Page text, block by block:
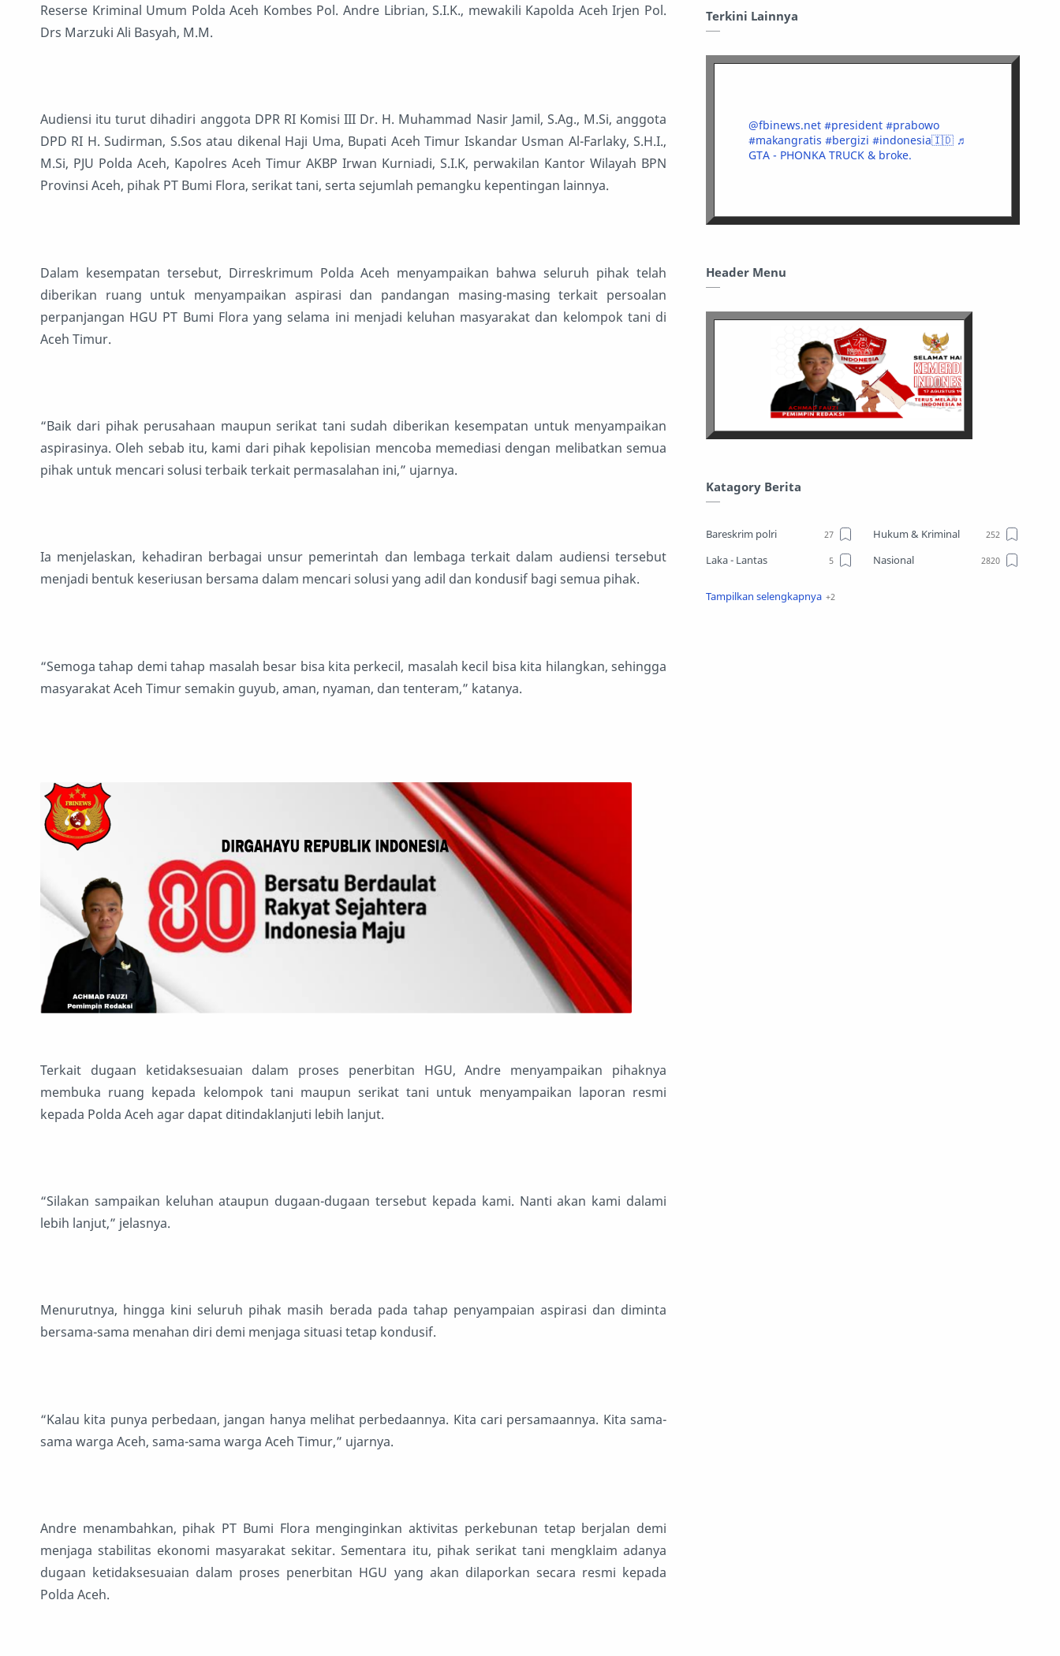
Reserse Kriminal Umum Polda Aceh Kombes Pol. Andre Librian, S.I.K., mewakili Kapolda Aceh Irjen Pol.
Drs Marzuki Ali Basyah, M.M.
Audiensi itu turut dihadiri anggota DPR RI Komisi III Dr. H. Muhammad Nasir Jamil, S.Ag., M.Si, anggota
DPD RI H. Sudirman, S.Sos atau dikenal Haji Uma, Bupati Aceh Timur Iskandar Usman Al-Farlaky, S.H.I.,
M.Si, PJU Polda Aceh, Kapolres Aceh Timur AKBP Irwan Kurniadi, S.I.K, perwakilan Kantor Wilayah BPN
Provinsi Aceh, pihak PT Bumi Flora, serikat tani, serta sejumlah pemangku kepentingan lainnya.
Dalam kesempatan tersebut, Dirreskrimum Polda Aceh menyampaikan bahwa seluruh pihak telah
diberikan ruang untuk menyampaikan aspirasi dan pandangan masing-masing terkait persoalan
perpanjangan HGU PT Bumi Flora yang selama ini menjadi keluhan masyarakat dan kelompok tani di
Aceh Timur.
“Baik dari pihak perusahaan maupun serikat tani sudah diberikan kesempatan untuk menyampaikan
aspirasinya. Oleh sebab itu, kami dari pihak kepolisian mencoba memediasi dengan melibatkan semua
pihak untuk mencari solusi terbaik terkait permasalahan ini,” ujarnya.
Ia menjelaskan, kehadiran berbagai unsur pemerintah dan lembaga terkait dalam audiensi tersebut
menjadi bentuk keseriusan bersama dalam mencari solusi yang adil dan kondusif bagi semua pihak.
“Semoga tahap demi tahap masalah besar bisa kita perkecil, masalah kecil bisa kita hilangkan, sehingga
masyarakat Aceh Timur semakin guyub, aman, nyaman, dan tenteram,” katanya.
Terkait dugaan ketidaksesuaian dalam proses penerbitan HGU, Andre menyampaikan pihaknya
membuka ruang kepada kelompok tani maupun serikat tani untuk menyampaikan laporan resmi
kepada Polda Aceh agar dapat ditindaklanjuti lebih lanjut.
“Silakan sampaikan keluhan ataupun dugaan-dugaan tersebut kepada kami. Nanti akan kami dalami
lebih lanjut,” jelasnya.
Menurutnya, hingga kini seluruh pihak masih berada pada tahap penyampaian aspirasi dan diminta
bersama-sama menahan diri demi menjaga situasi tetap kondusif.
“Kalau kita punya perbedaan, jangan hanya melihat perbedaannya. Kita cari persamaannya. Kita sama-
sama warga Aceh, sama-sama warga Aceh Timur,” ujarnya.
Andre menambahkan, pihak PT Bumi Flora menginginkan aktivitas perkebunan tetap berjalan demi
menjaga stabilitas ekonomi masyarakat sekitar. Sementara itu, pihak serikat tani mengklaim adanya
dugaan ketidaksesuaian dalam proses penerbitan HGU yang akan dilaporkan secara resmi kepada
Polda Aceh.
Terkini Lainnya
@fbinews.net #president #prabowo
#makangratis #bergizi #indonesia🇮🇩 ♬
GTA - PHONKA TRUCK & broke.
Header Menu
Katagory Berita
Bareskrim polri
Hukum & Kriminal
Laka - Lantas
Nasional